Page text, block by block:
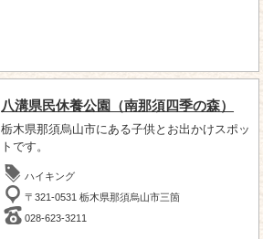
八溝県民休養公園（南那須四季の森）
栃木県那須烏山市にある子供とお出かけスポッ
トです。
ハイキング
〒321-0531 栃木県那須烏山市三箇
028-623-3211